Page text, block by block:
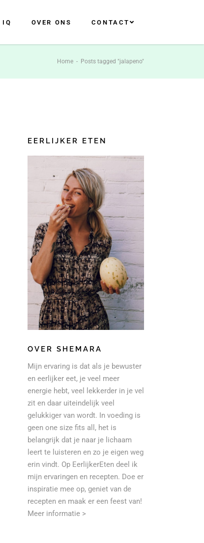
IQ OVER ONS CONTACT
Home - Posts tagged "jalapeno"
EERLIJKER ETEN
OVER SHEMARA
Mijn ervaring is dat als je bewuster
en eerlijker eet, je veel meer
energie hebt, veel lekkerder in je vel
zit en daar uiteindelijk veel
gelukkiger van wordt. In voeding is
geen one size fits all, het is
belangrijk dat je naar je lichaam
leert te luisteren en zo je eigen weg
erin vindt. Op EerlijkerEten deel ik
mijn ervaringen en recepten. Doe er
inspiratie mee op, geniet van de
recepten en maak er een feest van!
Meer informatie >